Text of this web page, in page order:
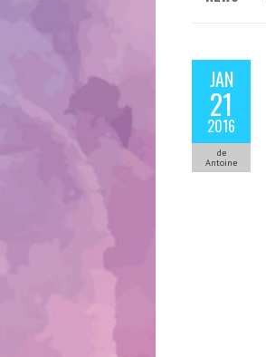
JAN
21
2016
de
Antoine